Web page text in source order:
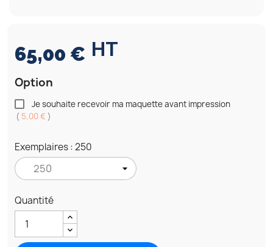
65,00 € HT
Option
Je souhaite recevoir ma maquette avant impression
( 5,00 € )
Exemplaires : 250
Quantité